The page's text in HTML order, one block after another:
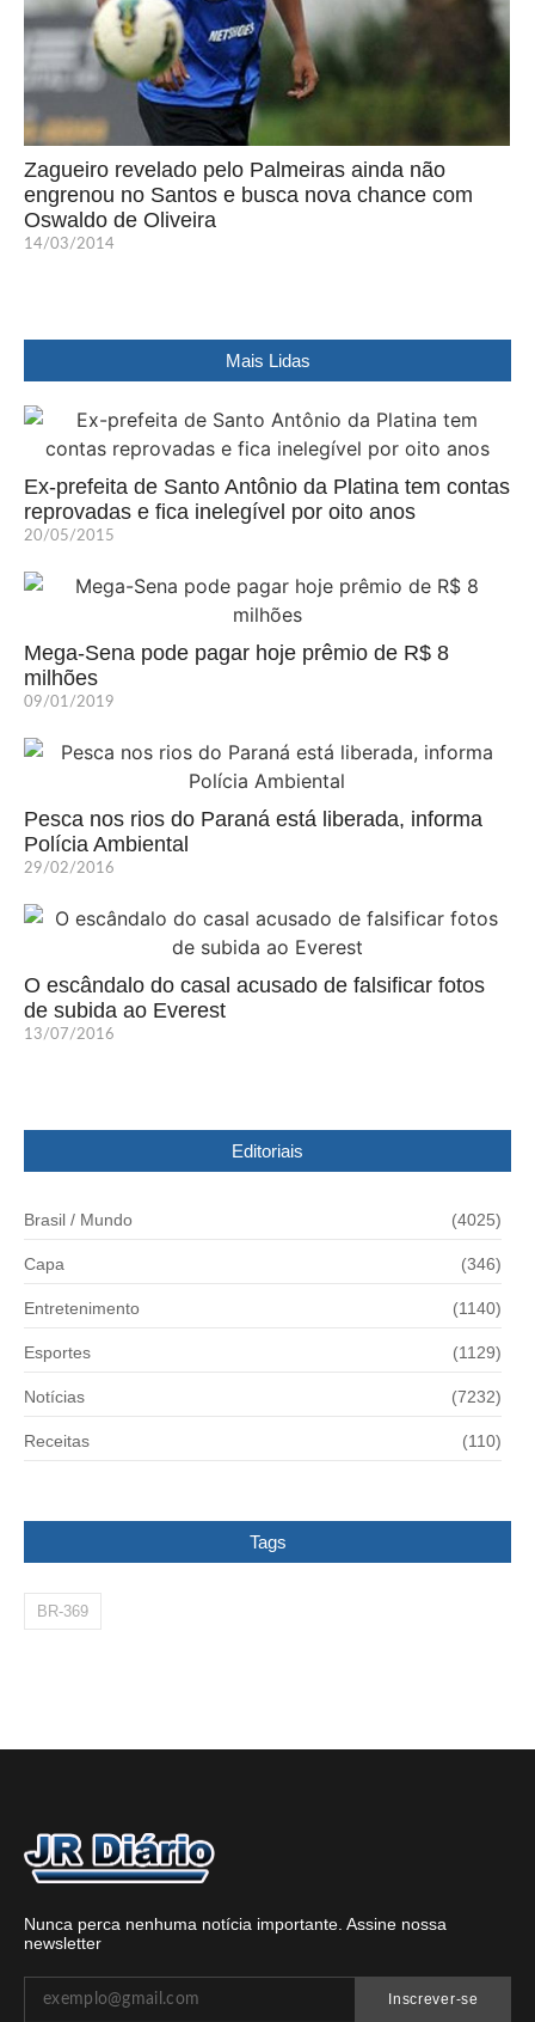
Zagueiro revelado pelo Palmeiras ainda não
engrenou no Santos e busca nova chance com
Oswaldo de Oliveira
14/03/2014
Mais Lidas
Ex-prefeita de Santo Antônio da Platina tem contas
reprovadas e fica inelegível por oito anos
20/05/2015
Mega-Sena pode pagar hoje prêmio de R$ 8
milhões
09/01/2019
Pesca nos rios do Paraná está liberada, informa
Polícia Ambiental
29/02/2016
O escândalo do casal acusado de falsificar fotos
de subida ao Everest
13/07/2016
Editoriais
Brasil / Mundo (4025)
Capa (346)
Entretenimento (1140)
Esportes (1129)
Notícias (7232)
Receitas (110)
Tags
BR-369
Nunca perca nenhuma notícia importante. Assine nossa
newsletter
Inscrever-se